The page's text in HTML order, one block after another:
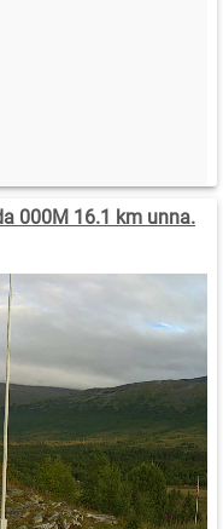
000M 16.1 km unna.